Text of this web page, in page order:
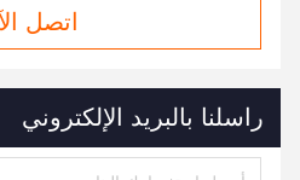
اتصل
راسلنا بالبريد الإلكتروني